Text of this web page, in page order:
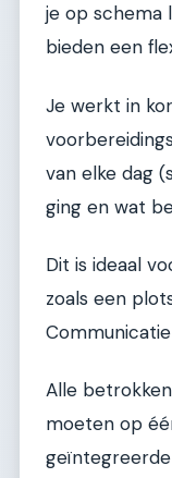
je op schema
bieden een
Je werkt in
van elke dag
ging en wat
Dit is ideaal
zoals een
Alle
moeten op
geïntegreerde